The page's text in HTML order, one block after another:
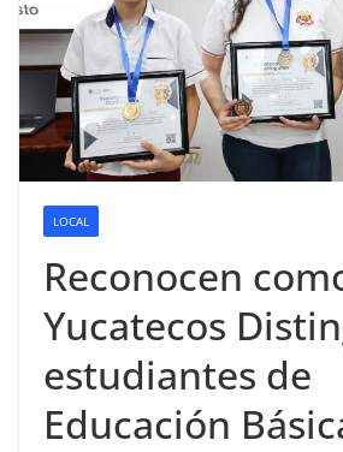
LOCAL
Reconocen
Yucatecos
estudiantes de
Educación